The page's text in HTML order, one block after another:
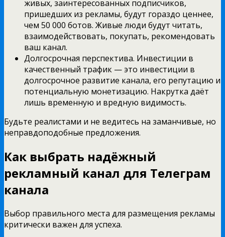
живых, заинтересованных подписчиков,
пришедших из рекламы, будут гораздо ценнее,
чем 50 000 ботов. Живые люди будут читать,
взаимодействовать, покупать, рекомендовать
ваш канал.
Долгосрочная перспектива. Инвестиции в
качественный трафик — это инвестиции в
долгосрочное развитие канала, его репутацию и
потенциальную монетизацию. Накрутка даёт
лишь временную и вредную видимость.
Будьте реалистами и не ведитесь на заманчивые, но
неправдоподобные предложения.
Как выбрать надёжный
рекламный канал для Телеграм
канала
Выбор правильного места для размещения рекламы
критически важен для успеха.